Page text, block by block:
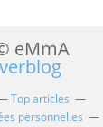
eMmA
Top articles
personnelles